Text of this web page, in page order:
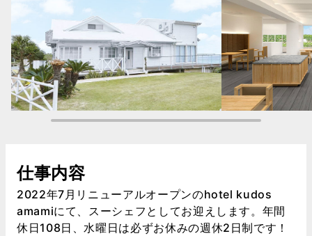
仕事内容
2022年7月リニューアルオープンのhotel kudos
amamiにて、スーシェフとしてお迎えします。年間
休日108日、水曜日は必ずお休みの週休2日制です！